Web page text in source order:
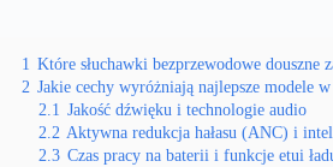
1 Które słuchawki bezprzewodowe douszne
2 Jakie cechy wyróżniają najlepsze modele
2.1 Jakość dźwięku i technologie audio
2.2 Aktywna redukcja hałasu (ANC) i
2.3 Czas pracy na baterii i funkcje etui